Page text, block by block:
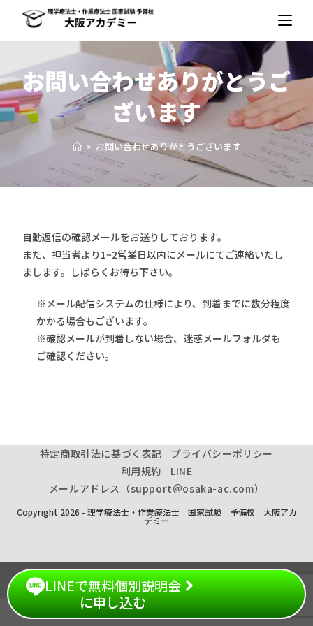
お問い合わせありがとうご
ざいます
> お問い合わせありがとうございます
自動返信の確認メールをお送りしております。
また、担当者より1~2営業日以内にメールにてご連絡いたし
まします。しばらくお待ち下さい。
※メール配信システムの仕様により、到着までに数分程度
かかる場合もございます。
※確認メールが到着しない場合、迷惑メールフォルダも
ご確認ください。
特定商取引法に基づく表記
プライバシーポリシー
利用規約
LINE
メールアドレス（support＠osaka-ac.com）
LINEで無料個別説明会
に申し込む
Copyright 2026 - 理学療法士・作業療法士 国家試験 予備校 大阪アカ
デミー